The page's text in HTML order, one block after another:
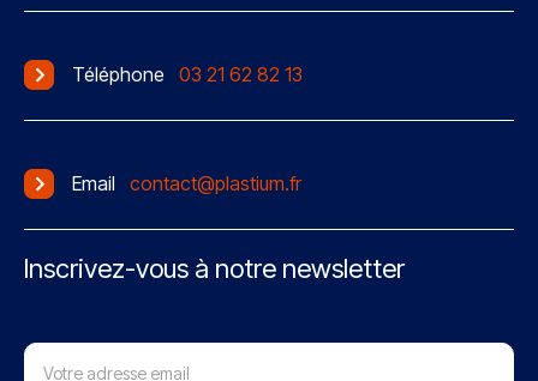
Téléphone 03 21 62 82 13
Email contact@plastium.fr
Inscrivez-vous à notre newsletter
Abonnement
newsletter